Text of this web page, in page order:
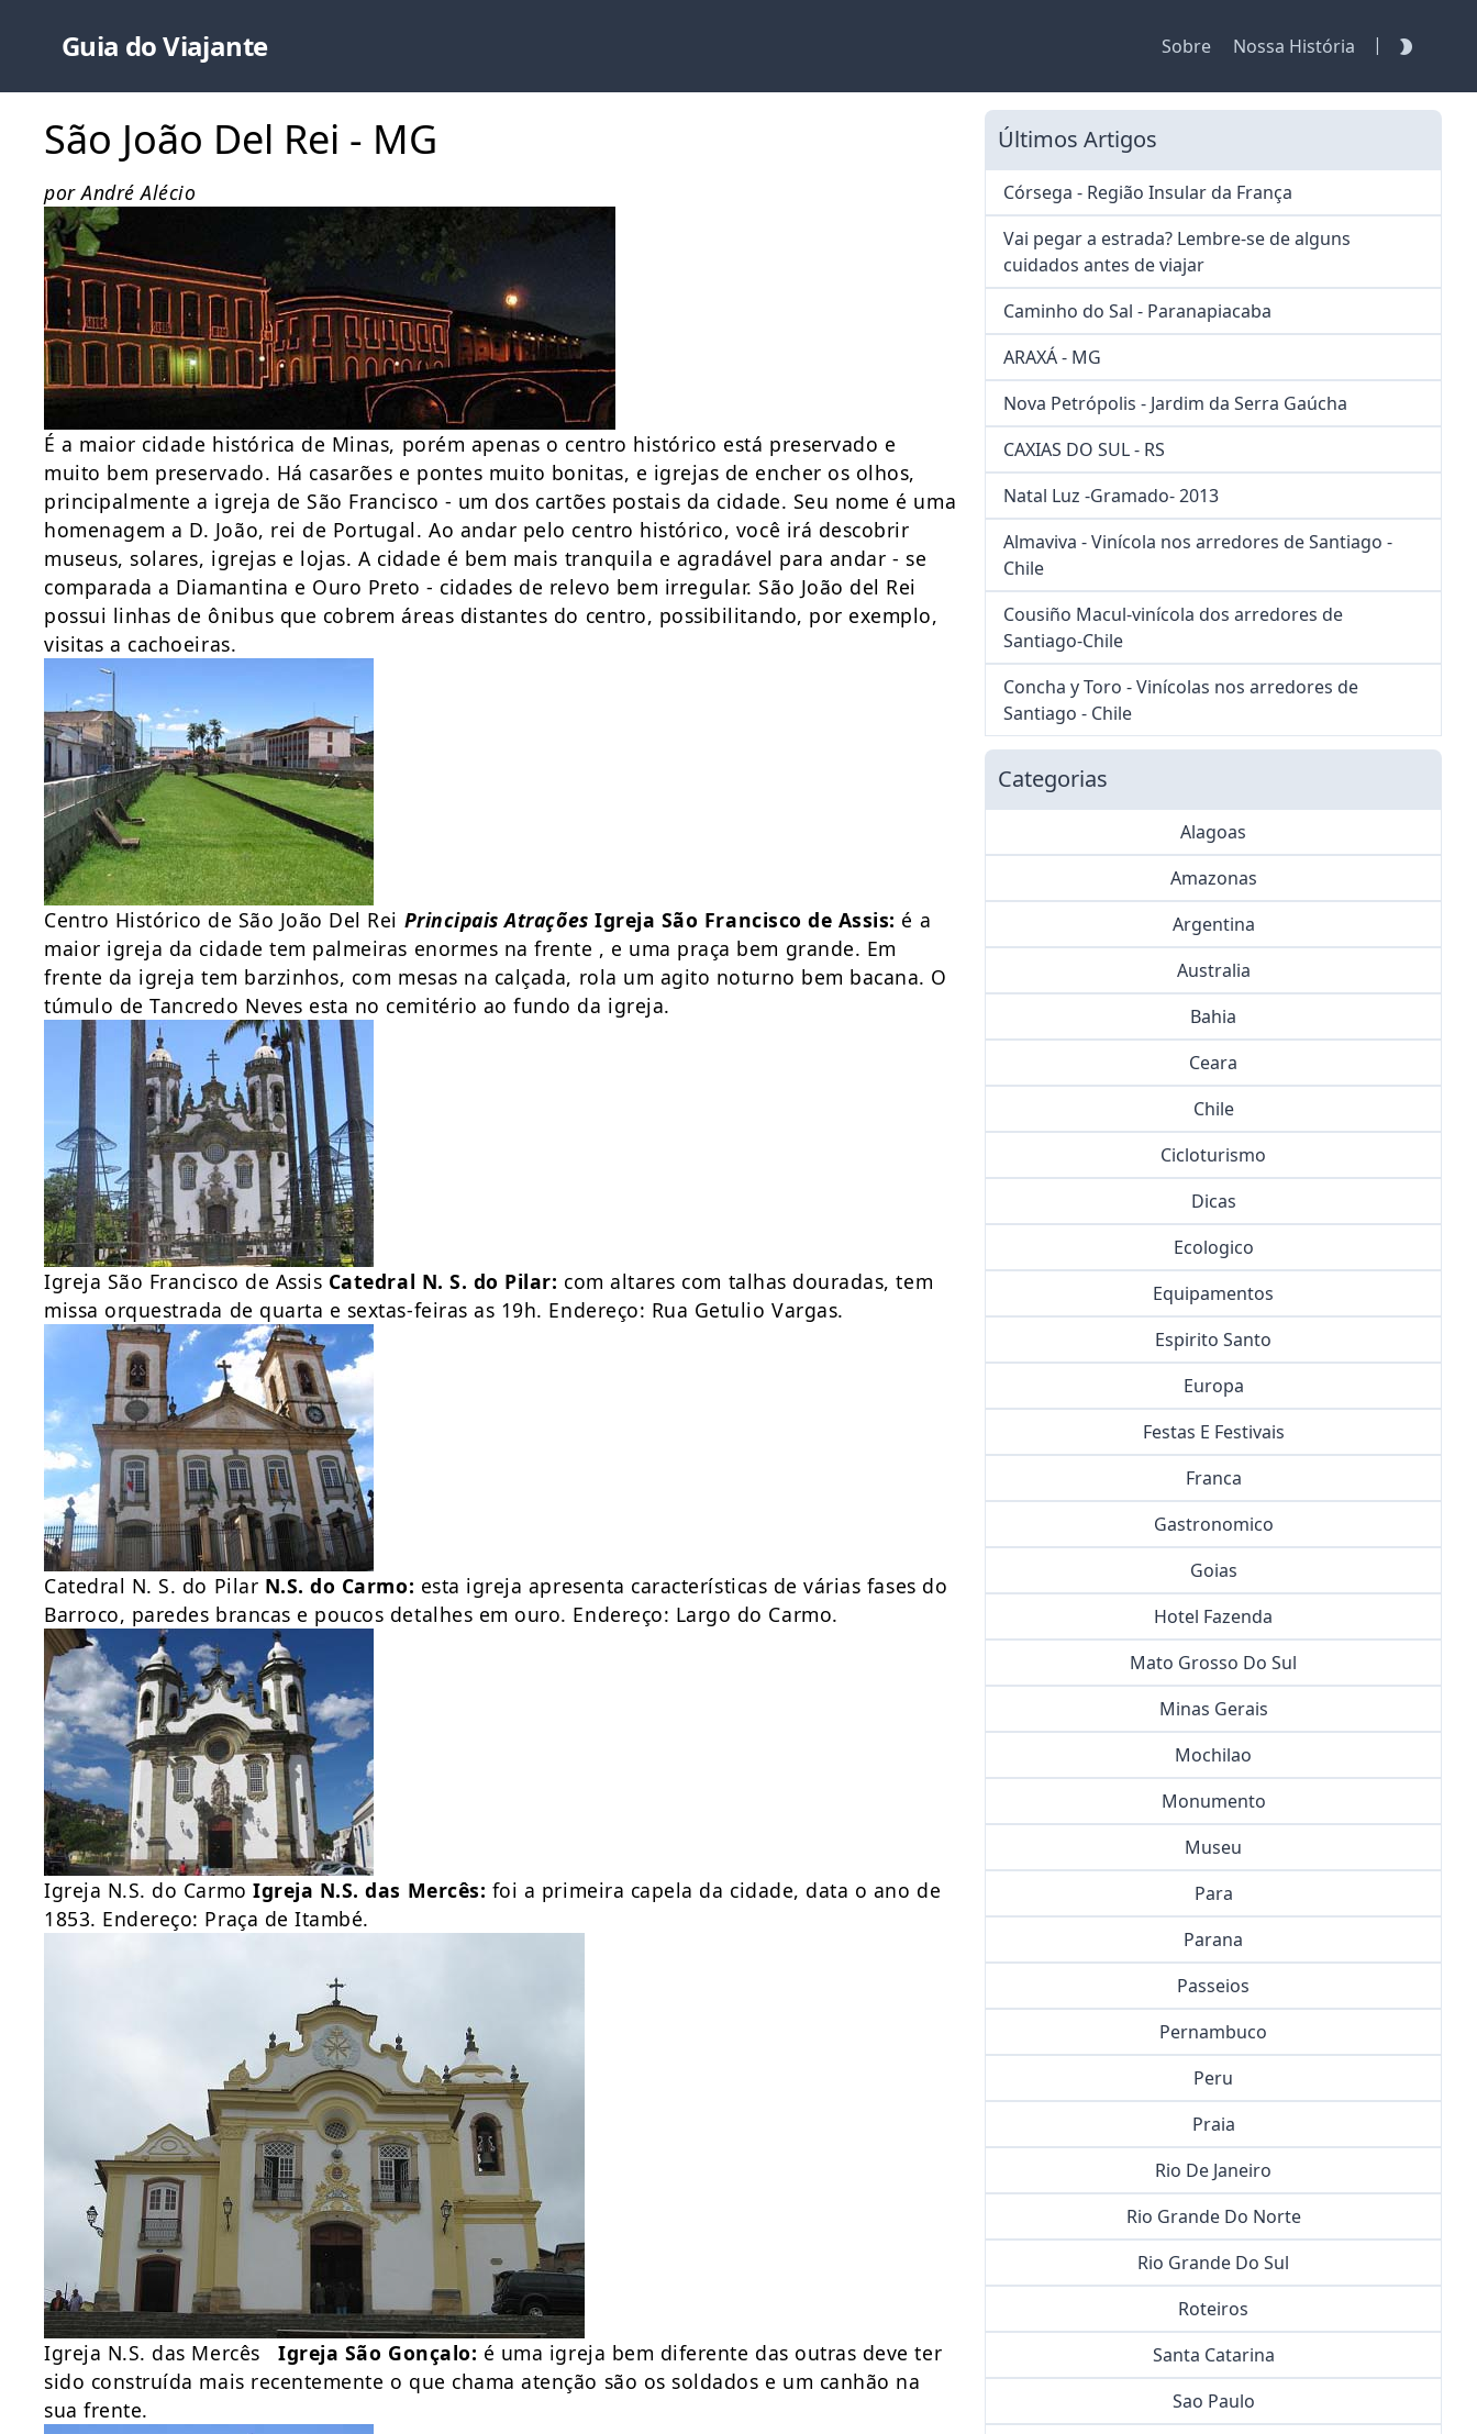
Guia do Viajante Sobre Nossa História |
São João Del Rei - MG
por André Alécio
É a maior cidade histórica de Minas, porém apenas o centro histórico está preservado e
muito bem preservado. Há casarões e pontes muito bonitas, e igrejas de encher os olhos,
principalmente a igreja de São Francisco - um dos cartões postais da cidade. Seu nome é uma
homenagem a D. João, rei de Portugal. Ao andar pelo centro histórico, você irá descobrir
museus, solares, igrejas e lojas. A cidade é bem mais tranquila e agradável para andar - se
comparada a Diamantina e Ouro Preto - cidades de relevo bem irregular. São João del Rei
possui linhas de ônibus que cobrem áreas distantes do centro, possibilitando, por exemplo,
visitas a cachoeiras.
Centro Histórico de São João Del Rei Principais Atrações Igreja São Francisco de Assis: é a
maior igreja da cidade tem palmeiras enormes na frente , e uma praça bem grande. Em
frente da igreja tem barzinhos, com mesas na calçada, rola um agito noturno bem bacana. O
túmulo de Tancredo Neves esta no cemitério ao fundo da igreja.
Igreja São Francisco de Assis Catedral N. S. do Pilar: com altares com talhas douradas, tem
missa orquestrada de quarta e sextas-feiras as 19h. Endereço: Rua Getulio Vargas.
Catedral N. S. do Pilar N.S. do Carmo: esta igreja apresenta características de várias fases do
Barroco, paredes brancas e poucos detalhes em ouro. Endereço: Largo do Carmo.
Igreja N.S. do CarmoIgreja N.S. das Mercês: foi a primeira capela da cidade, data o ano de
1853. Endereço: Praça de Itambé.
Igreja N.S. das MercêsIgreja São Gonçalo: é uma igreja bem diferente das outras deve ter
sido construída mais recentemente o que chama atenção são os soldados e um canhão na
sua frente.
Últimos Artigos
Córsega - Região Insular da França
Vai pegar a estrada? Lembre-se de alguns
cuidados antes de viajar
Caminho do Sal - Paranapiacaba
ARAXÁ - MG
Nova Petrópolis - Jardim da Serra Gaúcha
CAXIAS DO SUL - RS
Natal Luz -Gramado- 2013
Almaviva - Vinícola nos arredores de Santiago -
Chile
Cousiño Macul-vinícola dos arredores de
Santiago-Chile
Concha y Toro - Vinícolas nos arredores de
Santiago - Chile
Categorias
Alagoas
Amazonas
Argentina
Australia
Bahia
Ceara
Chile
Cicloturismo
Dicas
Ecologico
Equipamentos
Espirito Santo
Europa
Festas E Festivais
Franca
Gastronomico
Goias
Hotel Fazenda
Mato Grosso Do Sul
Minas Gerais
Mochilao
Monumento
Museu
Para
Parana
Passeios
Pernambuco
Peru
Praia
Rio De Janeiro
Rio Grande Do Norte
Rio Grande Do Sul
Roteiros
Santa Catarina
Sao Paulo